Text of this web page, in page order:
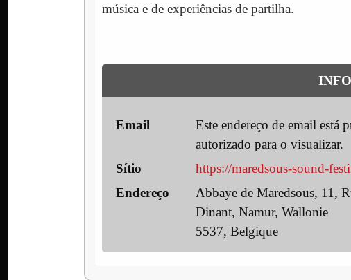
música e de experiências de partilha.
Email
Este endereço de email está
autorizado para o visualizar.
Sítio
https://maredsous-sound-
Endereço
Abbaye de Maredsous, 11,
Dinant, Namur, Wallonie
5537, Belgique